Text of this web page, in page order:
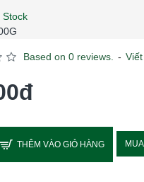
Stock
Based on 0 reviews. -
THÊM VÀO GIỎ HÀNG